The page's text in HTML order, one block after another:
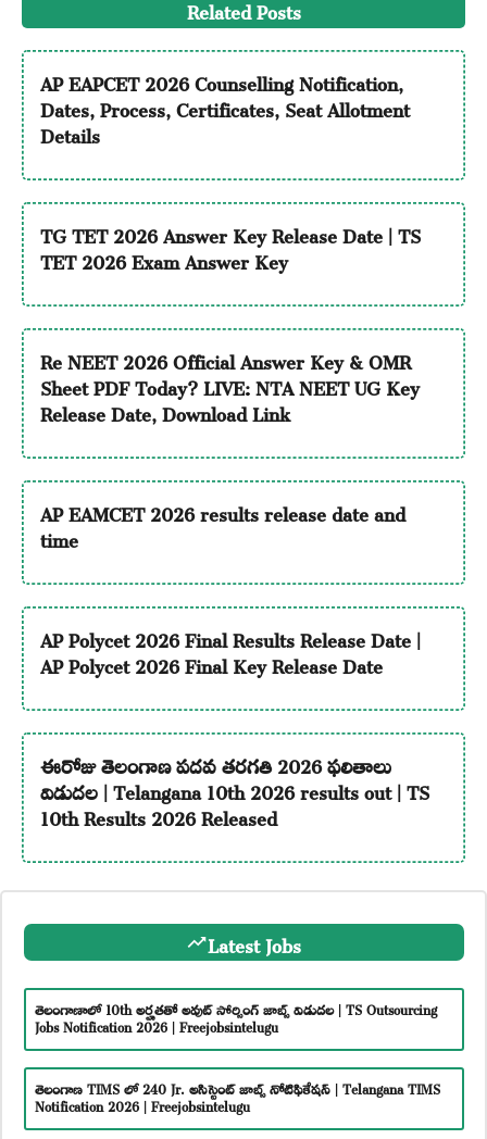
AP EAPCET 2026 Counselling Notification,
Dates, Process, Certificates, Seat Allotment
Details
TG TET 2026 Answer Key Release Date | TS
TET 2026 Exam Answer Key
Re NEET 2026 Official Answer Key & OMR
Sheet PDF Today? LIVE: NTA NEET UG Key
Release Date, Download Link
AP EAMCET 2026 results release date and
time
AP Polycet 2026 Final Results Release Date |
AP Polycet 2026 Final Key Release Date
ఈరోజు తెలంగాణ పదవ తరగతి 2026 ఫలితాలు
విడుదల | Telangana 10th 2026 results out | TS
10th Results 2026 Released
Latest Jobs
తెలంగాణాలో 10th అర్హతతో అవుట్ సోర్సింగ్ జాబ్స్ విడుదల | TS Outsourcing
Jobs Notification 2026 | Freejobsintelugu
తెలంగాణ TIMS లో 240 Jr. అసిస్టెంట్ జాబ్స్ నోటిఫికేషన్ | Telangana TIMS
Notification 2026 | Freejobsintelugu